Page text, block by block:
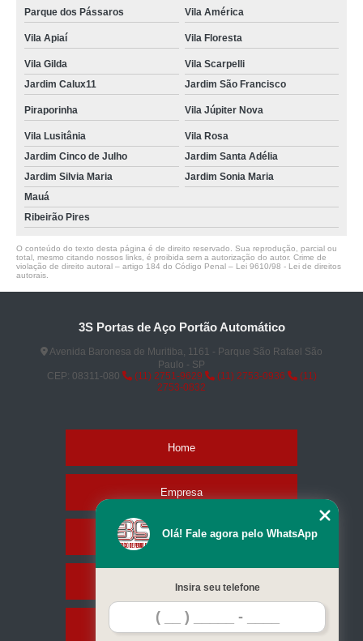
Parque dos Pássaros Vila América
Vila Apiaí Vila Floresta
Vila Gilda
Vila Scarpelli
Jardim Calux11
Jardim São Francisco
Piraporinha Vila Júpiter Nova
Vila Lusitânia
Vila Rosa
Jardim Cinco de Julho
Jardim Santa Adélia
Jardim Silvia Maria
Jardim Sonia Maria
Mauá
Ribeirão Pires
O conteúdo do texto desta página é de direito reservado. Sua reprodução, parcial ou
total, mesmo citando nossos links, é proibida sem a autorização do autor. Crime de
violação de direito autoral – artigo 184 do Código Penal – Lei 9610/98 - Lei de direitos
autorais
3S Portas de Aço Portão Automático
Avenida Baronesa de Muritiba, 1161 - Parque São Rafael São
Paulo - SP
CEP: 08311-080
(11) 2751-9629 (11) 2753-0936
(11)
2753-0832
Home
Empresa
Missão
Serviços
Contato
Olá! Fale agora pelo WhatsApp
Insira seu telefone